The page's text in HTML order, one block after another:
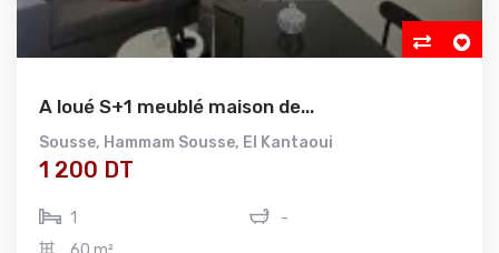
A loué S+1 meublé maison de...
Sousse, Hammam Sousse, El Kantaoui
1 200 DT
1
-